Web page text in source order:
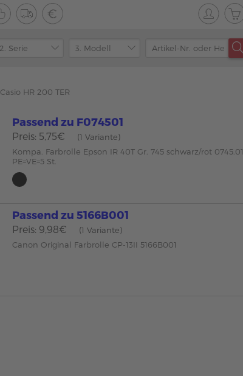
Casio HR 200 TER
Passend zu F074501
Preis: 5,75€
(1 Variante)
Kompa. Farbrolle Epson IR 40T Gr. 745 schwarz/rot 0745.01
PE=VE=5 St.
Passend zu 5166B001
Preis: 9,98€
(1 Variante)
Canon Original Farbrolle CP-13II 5166B001